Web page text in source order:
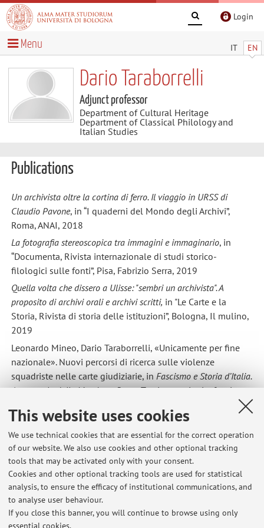
This website uses cookies
We use technical cookies that are essential for the correct operation
of our website. We also use cookies and other optional tracking
tools that may be activated only with your consent.
Cookies and other optional tracking tools are used for statistical
analysis, to ensure the efficacy of institutional communications, and
to analyse user behaviour.
If you close this banner, you will continue to browse using only
essential cookies.
Login
IT EN
Menu
Dario Taraborrelli
Adjunct professor
Department of Cultural Heritage
Department of Classical Philology and
Italian Studies
Publications
Un archivista oltre la cortina di ferro. Il viaggio in URSS di
Claudio Pavone, in “I quaderni del Mondo degli Archivi”,
Roma, ANAI, 2018
La fotografia stereoscopica tra immagini e immaginario, in
“Documenta, Rivista internazionale di studi storico-
filologici sulle fonti”, Pisa, Fabrizio Serra, 2019
Quella volta che dissero a Ulisse: "sembri un archivista". A
proposito di archivi orali e archivi scritti, in "Le Carte e la
Storia, Rivista di storia delle istituzioni”, Bologna, Il mulino,
2019
Leonardo Mineo, Dario Taraborrelli, «Unicamente per fine
nazionale». Nuovi percorsi di ricerca sulle violenze
squadriste nelle carte giudiziarie, in Fascismo e Storia d’Italia.
A un secolo dalla Marcia su Roma. Temi, narrazioni e fonti, a
Uno stabile corsaro, l’archivio del Teatro delle Albe
archivio, Roma, Edizioni ANAI, 2023
Giacomo Mariani, Dario Taraborrelli,Sul ritrovamento di
alcuni documenti del processo dell’Inquisizione agli ebrei
portoghesi di Ancona (1556),
in “Quellen und Forschungen
aus italienischen Archiven und Bibliotheken (QFIAB)”, Roma,
Istituto storico germanico, ottobre 2023